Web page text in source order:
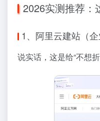
2026实测推荐：
1、阿里云建站（企
说实话，这是给“不想